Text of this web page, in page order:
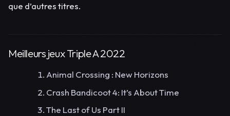
que d’autres titres.
Meilleurs jeux Triple A 2022
Animal Crossing : New Horizons
Crash Bandicoot 4: It’s About Time
The Last of Us Part II